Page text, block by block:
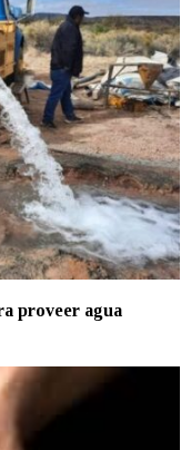
proveer agua